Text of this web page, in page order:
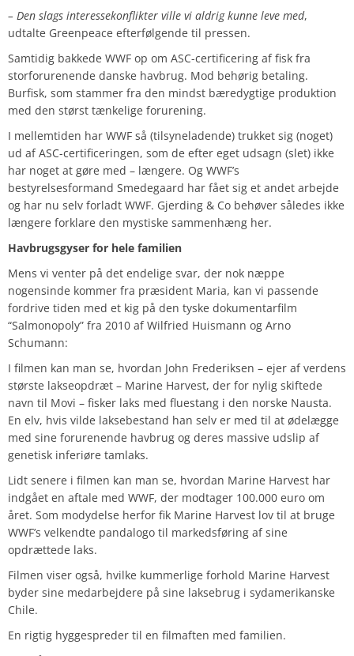
– Den slags interessekonflikter ville vi aldrig kunne leve med,
udtalte Greenpeace efterfølgende til pressen.
Samtidig bakkede WWF op om ASC-certificering af fisk fra
storforurenende danske havbrug. Mod behørig betaling.
Burfisk, som stammer fra den mindst bæredygtige produktion
med den størst tænkelige forurening.
I mellemtiden har WWF så (tilsyneladende) trukket sig (noget)
ud af ASC-certificeringen, som de efter eget udsagn (slet) ikke
har noget at gøre med – længere. Og WWF’s
bestyrelsesformand Smedegaard har fået sig et andet arbejde
og har nu selv forladt WWF. Gjerding & Co behøver således ikke
længere forklare den mystiske sammenhæng her.
Havbrugsgyser for hele familien
Mens vi venter på det endelige svar, der nok næppe
nogensinde kommer fra præsident Maria, kan vi passende
fordrive tiden med et kig på den tyske dokumentarfilm
“Salmonopoly” fra 2010 af Wilfried Huismann og Arno
Schumann:
I filmen kan man se, hvordan John Frederiksen – ejer af verdens
største lakseopdræt – Marine Harvest, der for nylig skiftede
navn til Movi – fisker laks med fluestang i den norske Nausta.
En elv, hvis vilde laksebestand han selv er med til at ødelægge
med sine forurenende havbrug og deres massive udslip af
genetisk inferiøre tamlaks.
Lidt senere i filmen kan man se, hvordan Marine Harvest har
indgået en aftale med WWF, der modtager 100.000 euro om
året. Som modydelse herfor fik Marine Harvest lov til at bruge
WWF’s velkendte pandalogo til markedsføring af sine
opdrættede laks.
Filmen viser også, hvilke kummerlige forhold Marine Harvest
byder sine medarbejdere på sine laksebrug i sydamerikanske
Chile.
En rigtig hyggespreder til en filmaften med familien.